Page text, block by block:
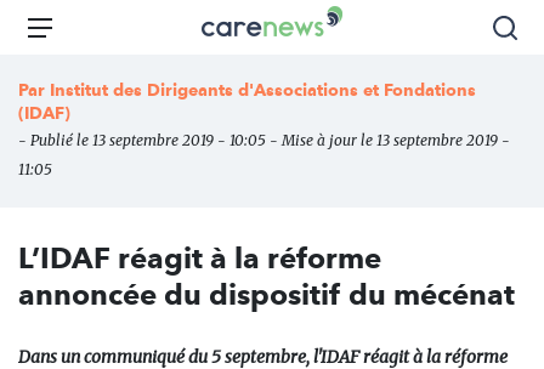
Aller
principal
Carenews,
média
acteurs
Menu
Par Institut des Dirigeants d'Associations et Fondations
(IDAF)
- Publié le 13 septembre 2019 - 10:05 - Mise à jour le 13 septembre 2019 -
11:05
L’IDAF réagit à la réforme
annoncée du dispositif du mécénat
Dans un communiqué du 5 septembre, l'IDAF réagit à la réforme